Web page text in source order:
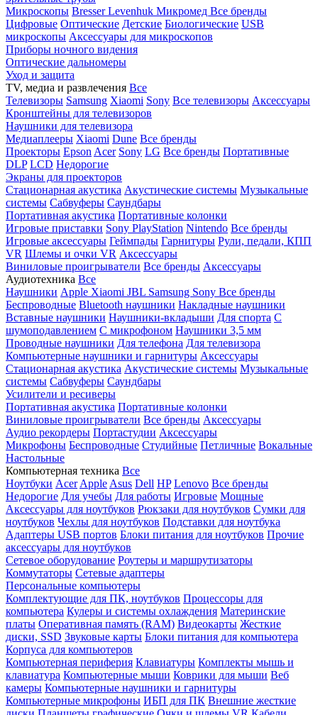
Микроскопы BresserLevenhuk Микромед Все бренды
Цифровые Оптические Детские Биологические USB
микроскопы Аксессуары для микроскопов
Приборы ночного видения
Оптические дальномеры
Уход и защита
TV, медиа и развлечения Все
Телевизоры Samsung Xiaomi Sony Все телевизоры Аксессуары
Кронштейны для телевизоров
Наушники для телевизора
Медиаплееры Xiaomi Dune Все бренды
Проекторы Epson Acer Sony LG Все бренды Портативные
DLP LCD Недорогие
Экраны для проекторов
Стационарная акустика Акустические системы Музыкальные
системы Сабвуферы Саундбары
Портативная акустика Портативные колонки
Игровые приставки Sony PlayStation Nintendo Все бренды
Игровые аксессуары Геймпады Гарнитуры Рули, педали, КПП
VR Шлемы и очки VR Аксессуары
Виниловые проигрыватели Все бренды Аксессуары
Аудиотехника Все
Наушники Apple Xiaomi JBL Samsung Sony Все бренды
Беспроводные Bluetooth наушники Накладные наушники
Вставные наушники Наушники-вкладыши Для спорта С
шумоподавлением С микрофоном Наушники 3,5 мм
Проводные наушники Для телефона Для телевизора
Компьютерные наушники и гарнитуры Аксессуары
Стационарная акустика Акустические системы Музыкальные
системы Сабвуферы Саундбары
Усилители и ресиверы
Портативная акустика Портативные колонки
Виниловые проигрыватели Все бренды Аксессуары
Аудио рекордеры Портастудии Аксессуары
Микрофоны Беспроводные Студийные Петличные Вокальные
Настольные
Компьютерная техника Все
Ноутбуки Acer Apple Asus Dell HP Lenovo Все бренды
Недорогие Для учебы Для работы Игровые Мощные
Аксессуары для ноутбуков Рюкзаки для ноутбуков Сумки для
ноутбуков Чехлы для ноутбуков Подставки для ноутбука
Адаптеры USB портов Блоки питания для ноутбуков Прочие
аксессуары для ноутбуков
Сетевое оборудование Роутеры и маршрутизаторы
Коммутаторы Сетевые адаптеры
Персональные компьютеры
Комплектующие для ПК, ноутбуков Процессоры для
компьютера Кулеры и системы охлаждения Материнские
платы Оперативная память (RAM) Видеокарты Жесткие
диски, SSD Звуковые карты Блоки питания для компьютера
Корпуса для компьютеров
Компьютерная периферия Клавиатуры Комплекты мышь и
клавиатура Компьютерные мыши Коврики для мыши Веб
камеры Компьютерные наушники и гарнитуры
Компьютерные микрофоны ИБП для ПК Внешние жесткие